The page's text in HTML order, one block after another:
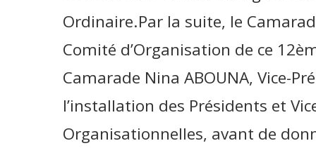
Ordinaire.Par la suite, le
Comité d’Organisation de ce
Camarade Nina ABOUNA, Vice-
l’installation des Présidents et
Organisationnelles, avant de